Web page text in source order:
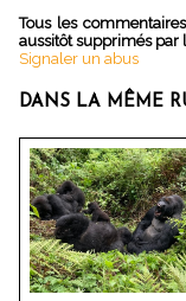
Tous les
aussitôt supprimés par
Signaler un abus
DANS LA MÊME